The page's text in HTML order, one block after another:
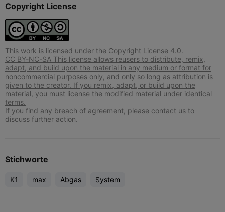
Copyright License
This work is licensed under the Copyright License 4.0.
CC BY-NC-SA This license allows reusers to distribute, remix,
adapt, and build upon the material in any medium or format for
noncommercial purposes only, and only so long as attribution is
given to the creator. If you remix, adapt, or build upon the
material, you must license the modified material under identical
terms.
If you find any breach of agreement, please contact us to
discuss further action.
Stichworte
K1 max Abgas System